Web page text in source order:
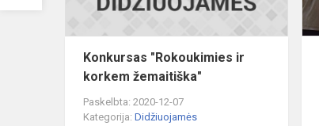
Konkursas "Rokoukimies ir
korkem žemaitiška"
Paskelbta: 2020-12-07
Kategorija: Didžiuojamės